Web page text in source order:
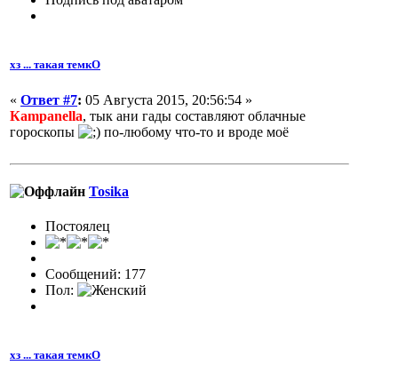
хз ... такая темкО
« Ответ #7: 05 Августа 2015, 20:56:54 »
Кampanella, тык ани гады составляют облачные
гороскопы
по-любому что-то и вроде моё
Tosika
Постоялец
Сообщений: 177
Пол:
хз ... такая темкО